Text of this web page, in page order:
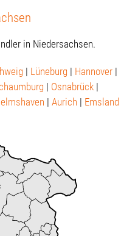
in Niedersachsen.
| Lüneburg | Hannover |
| Osnabrück |
| Aurich | Emsland